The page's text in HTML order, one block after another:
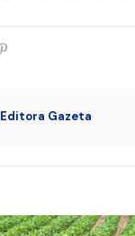
Editora Gazeta